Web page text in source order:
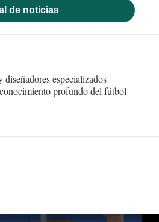
de noticias
especializados
profundo del fútbol